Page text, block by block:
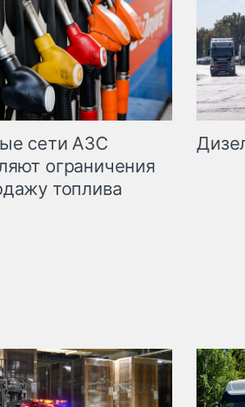
сети АЗС
ограничения
топлива